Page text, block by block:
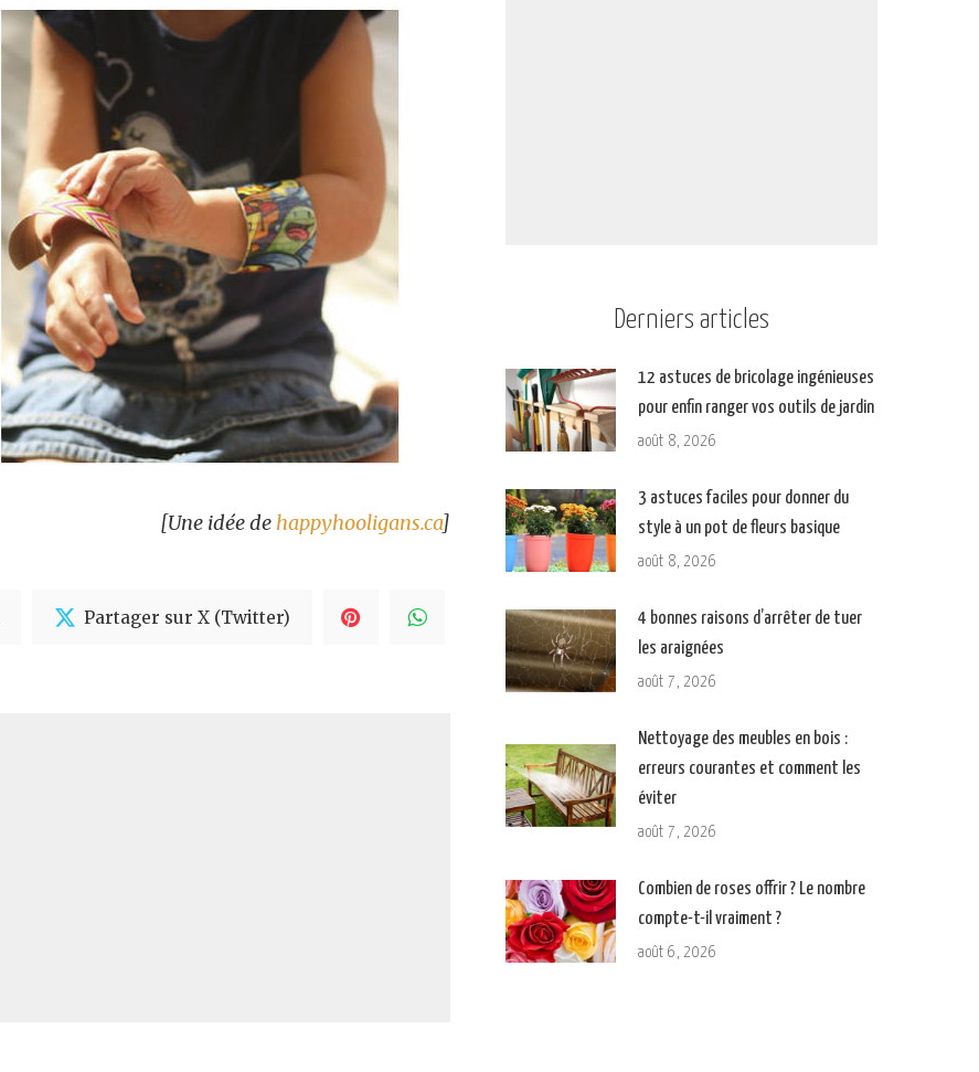
[Une idée de happyhooligans.ca]
Partager sur X (Twitter)
Derniers articles
12 astuces de bricolage ingénieuses
pour enfin ranger vos outils de jardin
août 8, 2026
3 astuces faciles pour donner du
style à un pot de fleurs basique
août 8, 2026
4 bonnes raisons d’arrêter de tuer
les araignées
août 7, 2026
Nettoyage des meubles en bois :
erreurs courantes et comment les
éviter
août 7, 2026
Combien de roses offrir ? Le nombre
compte-t-il vraiment ?
août 6, 2026